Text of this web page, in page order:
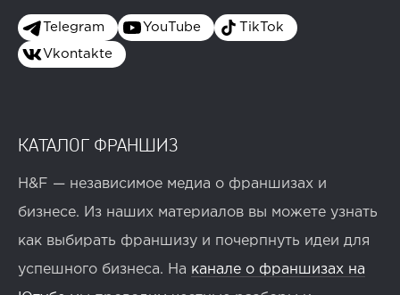
Telegram YouTube TikTok
Vkontakte
КАТАЛОГ ФРАНШИЗ
H&F — независимое медиа о франшизах и
бизнесе. Из наших материалов вы можете узнать
как выбирать франшизу и почерпнуть идеи для
успешного бизнеса. На канале о франшизах на